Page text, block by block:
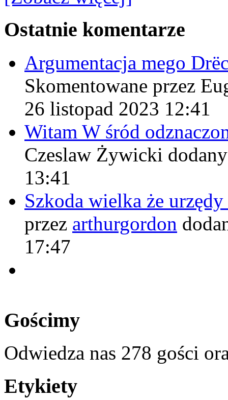
Ostatnie komentarze
Argumentacja mego
Skomentowane przez
26 listopad 2023 12:41
Witam W śród
Czeslaw Żywicki
13:41
Szkoda wielka że
przez arthurgordon
17:47
Gościmy
Odwiedza nas 278 gości
Etykiety